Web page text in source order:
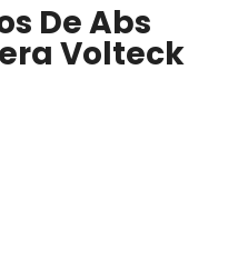
De Abs
Volteck